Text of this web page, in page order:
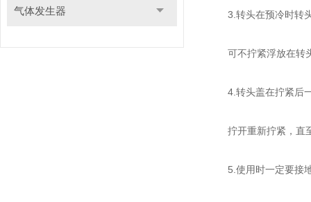
气体发生器 3.转头在预冷时转头
可不拧紧浮放在转头
4.转头盖在拧紧后一
拧开重新拧紧，直至
5.使用时一定要接地